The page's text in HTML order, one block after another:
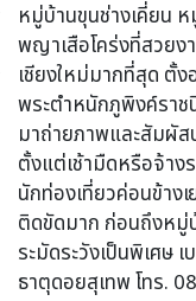
หมู่บ้านขุนช่างเคี่ยน
พญาเสือโคร่งที่สวยง
เชียงใหม่มากที่สุด ตั้ง
พระตำหนักภูพิงค์ราช
มาถ่ายภาพและสัมผัส
ตั้งแต่เช้ามืดหรือจ้าง
นักท่องเที่ยวค่อนข้าง
ติดขัดมาก ก่อนถึงหมู่
ระมัดระวังเป็นพิเศษ
ธาตุดอยสุเทพ โทร.